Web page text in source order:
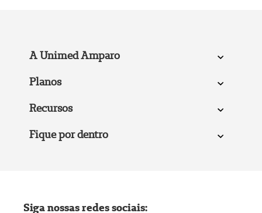
A Unimed Amparo
Planos
Recursos
Fique por dentro
Siga nossas redes sociais: